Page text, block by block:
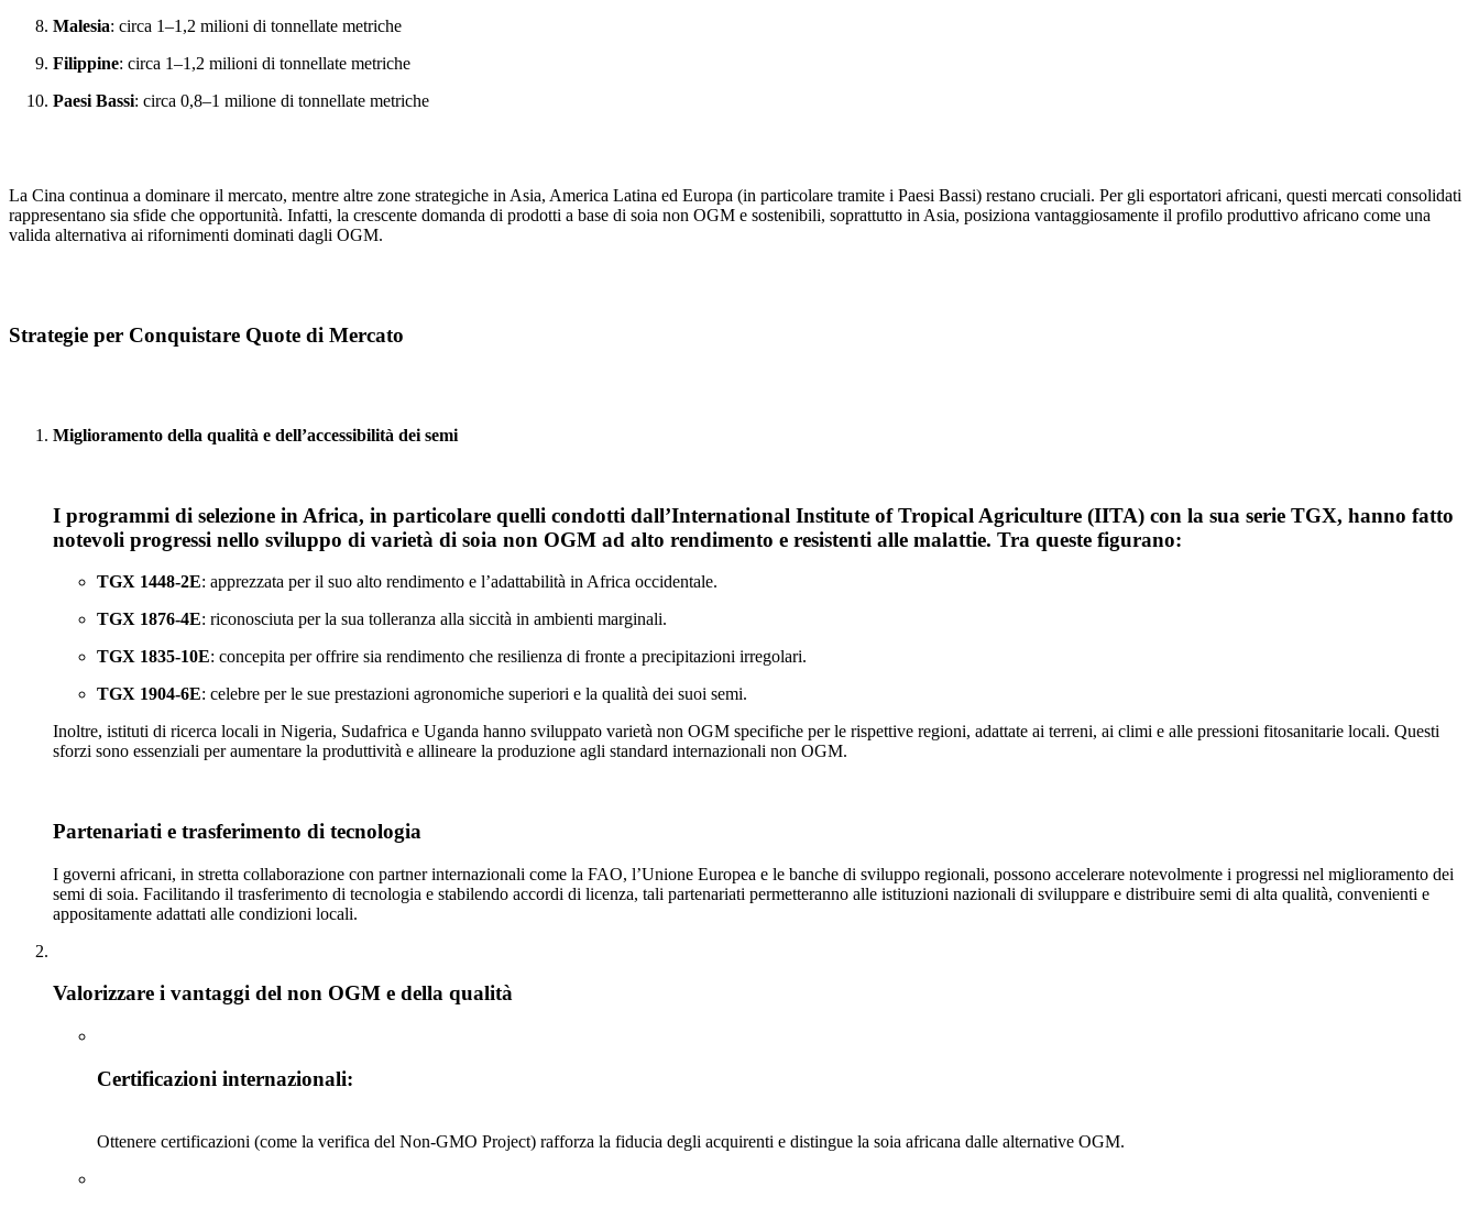
Malesia: circa 1–1,2 milioni di tonnellate metriche
Filippine: circa 1–1,2 milioni di tonnellate metriche
Paesi Bassi: circa 0,8–1 milione di tonnellate metriche
La Cina continua a dominare il mercato, mentre altre zone strategiche in Asia, America Latina ed Europa (in particolare tramite i Paesi Bassi) restano cruciali. Per gli esportatori africani, questi mercati consolidati
rappresentano sia sfide che opportunità. Infatti, la crescente domanda di prodotti a base di soia non OGM e sostenibili, soprattutto in Asia, posiziona vantaggiosamente il profilo produttivo africano come una
valida alternativa ai rifornimenti dominati dagli OGM.
Strategie per Conquistare Quote di Mercato
Miglioramento della qualità e dell’accessibilità dei semi
I programmi di selezione in Africa, in particolare quelli condotti dall’International Institute of Tropical Agriculture (IITA) con la sua serie TGX, hanno fatto
notevoli progressi nello sviluppo di varietà di soia non OGM ad alto rendimento e resistenti alle malattie. Tra queste figurano:
TGX 1448‑2E: apprezzata per il suo alto rendimento e l’adattabilità in Africa occidentale.
TGX 1876‑4E: riconosciuta per la sua tolleranza alla siccità in ambienti marginali.
TGX 1835‑10E: concepita per offrire sia rendimento che resilienza di fronte a precipitazioni irregolari.
TGX 1904‑6E: celebre per le sue prestazioni agronomiche superiori e la qualità dei suoi semi.
Inoltre, istituti di ricerca locali in Nigeria, Sudafrica e Uganda hanno sviluppato varietà non OGM specifiche per le rispettive regioni, adattate ai terreni, ai climi e alle pressioni fitosanitarie locali. Questi
sforzi sono essenziali per aumentare la produttività e allineare la produzione agli standard internazionali non OGM.
Partenariati e trasferimento di tecnologia
I governi africani, in stretta collaborazione con partner internazionali come la FAO, l’Unione Europea e le banche di sviluppo regionali, possono accelerare notevolmente i progressi nel miglioramento dei
semi di soia. Facilitando il trasferimento di tecnologia e stabilendo accordi di licenza, tali partenariati permetteranno alle istituzioni nazionali di sviluppare e distribuire semi di alta qualità, convenienti e
appositamente adattati alle condizioni locali.
Valorizzare i vantaggi del non OGM e della qualità
Certificazioni internazionali:
Ottenere certificazioni (come la verifica del Non‑GMO Project) rafforza la fiducia degli acquirenti e distingue la soia africana dalle alternative OGM.